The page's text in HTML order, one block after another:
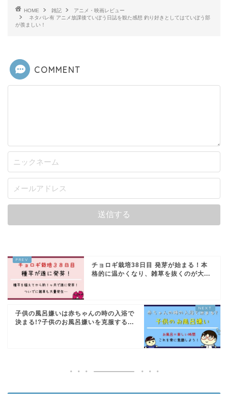
HOME 雑記
アニメ・映画レビュー
ネタバレ有 アニメ放課後ていぼう日誌を観た感想 釣り好きとしてはていぼう部
が羨ましい！
COMMENT
チョロギ栽培38日目 発芽が始まる！本
格的に温かくなり、雑草を抜くのが大...
子供の風呂嫌いは赤ちゃんの時の入浴で
決まる!?子供のお風呂嫌いを克服する...